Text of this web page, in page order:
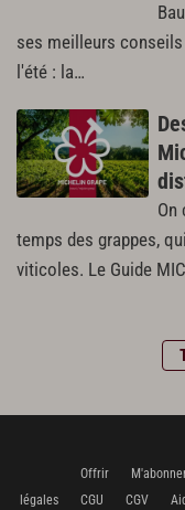
ses meilleurs
l'été : la…
On
temps des grappes,
viticoles. Le Guide
Offrir
légales
CGU CGV